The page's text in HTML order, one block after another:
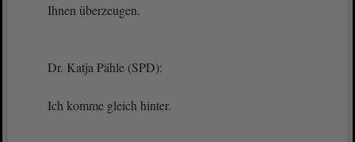
Ihnen überzeugen.
Dr. Katja Pähle (SPD):
Ich komme gleich hinter.